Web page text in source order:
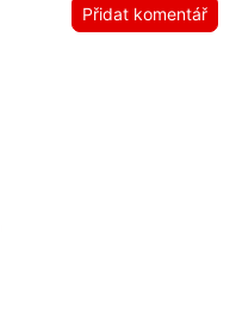
Přidat komentář